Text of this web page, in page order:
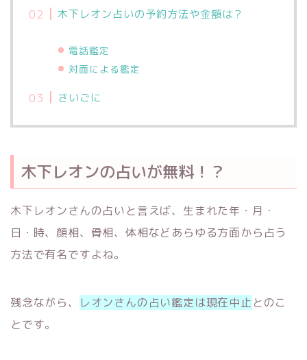
木下レオン占いの予約方法や金額は？
電話鑑定
対面による鑑定
さいごに
木下レオンの占いが無料！？
木下レオンさんの占いと言えば、生まれた年・月・
日・時、顔相、骨相、体相などあらゆる方面から占う
方法で有名ですよね。
残念ながら、 レオンさんの占い鑑定は現在中止 とのこ
とです。